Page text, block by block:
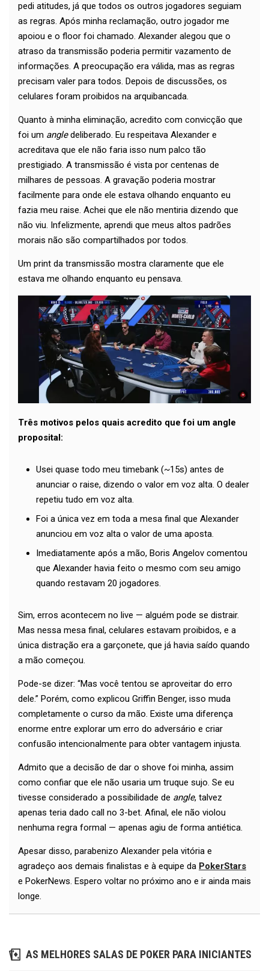
pedi atitudes, já que todos os outros jogadores seguiam
as regras. Após minha reclamação, outro jogador me
apoiou e o floor foi chamado. Alexander alegou que o
atraso da transmissão poderia permitir vazamento de
informações. A preocupação era válida, mas as regras
precisam valer para todos. Depois de discussões, os
celulares foram proibidos na arquibancada.
Quanto à minha eliminação, acredito com convicção que
foi um angledeliberado. Eu respeitava Alexander e
acreditava que ele não faria isso num palco tão
prestigiado. A transmissão é vista por centenas de
milhares de pessoas. A gravação poderia mostrar
facilmente para onde ele estava olhando enquanto eu
fazia meu raise. Achei que ele não mentiria dizendo que
não viu. Infelizmente, aprendi que meus altos padrões
morais não são compartilhados por todos.
Um print da transmissão mostra claramente que ele
estava me olhando enquanto eu pensava.
Três motivos pelos quais acredito que foi um angle
proposital:
Usei quase todo meu timebank (~15s) antes de
anunciar o raise, dizendo o valor em voz alta. O dealer
repetiu tudo em voz alta.
Foi a única vez em toda a mesa final que Alexander
anunciou em voz alta o valor de uma aposta.
Imediatamente após a mão, Boris Angelov comentou
que Alexander havia feito o mesmo com seu amigo
quando restavam 20 jogadores.
Sim, erros acontecem no live — alguém pode se distrair.
Mas nessa mesa final, celulares estavam proibidos, e a
única distração era a garçonete, que já havia saído quando
a mão começou.
Pode-se dizer: “Mas você tentou se aproveitar do erro
dele.” Porém, como explicou Griffin Benger, isso muda
completamente o curso da mão. Existe uma diferença
enorme entre explorar um erro do adversário e criar
confusão intencionalmente para obter vantagem injusta.
Admito que a decisão de dar o shove foi minha, assim
como confiar que ele não usaria um truque sujo. Se eu
tivesse considerado a possibilidade de angle, talvez
apenas teria dado call no 3-bet. Afinal, ele não violou
nenhuma regra formal — apenas agiu de forma antiética.
Apesar disso, parabenizo Alexander pela vitória e
agradeço aos demais finalistas e à equipe da PokerStars
e PokerNews. Espero voltar no próximo ano e ir ainda mais
longe.
AS MELHORES SALAS DE POKER PARA INICIANTES